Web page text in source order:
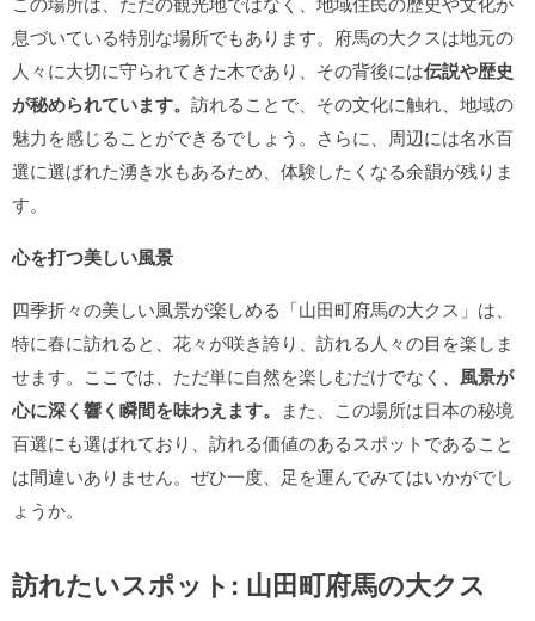
息づいている特別な場所でもあります。府馬の大クスは地元の
人々に大切に守られてきた木であり、その背後には伝説や歴史
が秘められています。 訪れることで、その文化に触れ、地域の
魅力を感じることができるでしょう。さらに、周辺には名水百
選に選ばれた湧き水もあるため、体験したくなる余韻が残りま
す。
心を打つ美しい風景
四季折々の美しい風景が楽しめる「山田町府馬の大クス」は、
特に春に訪れると、花々が咲き誇り、訪れる人々の目を楽しま
せます。ここでは、ただ単に自然を楽しむだけでなく、 風景が
心に深く響く瞬間を味わえます。 また、この場所は日本の秘境
百選にも選ばれており、訪れる価値のあるスポットであること
は間違いありません。ぜひ一度、足を運んでみてはいかがでし
ょうか。
訪れたいスポット: 山田町府馬の大クス